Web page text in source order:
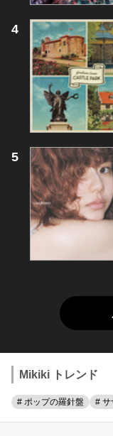
Mikiki トレンド
# ポップの羅針盤 # サ